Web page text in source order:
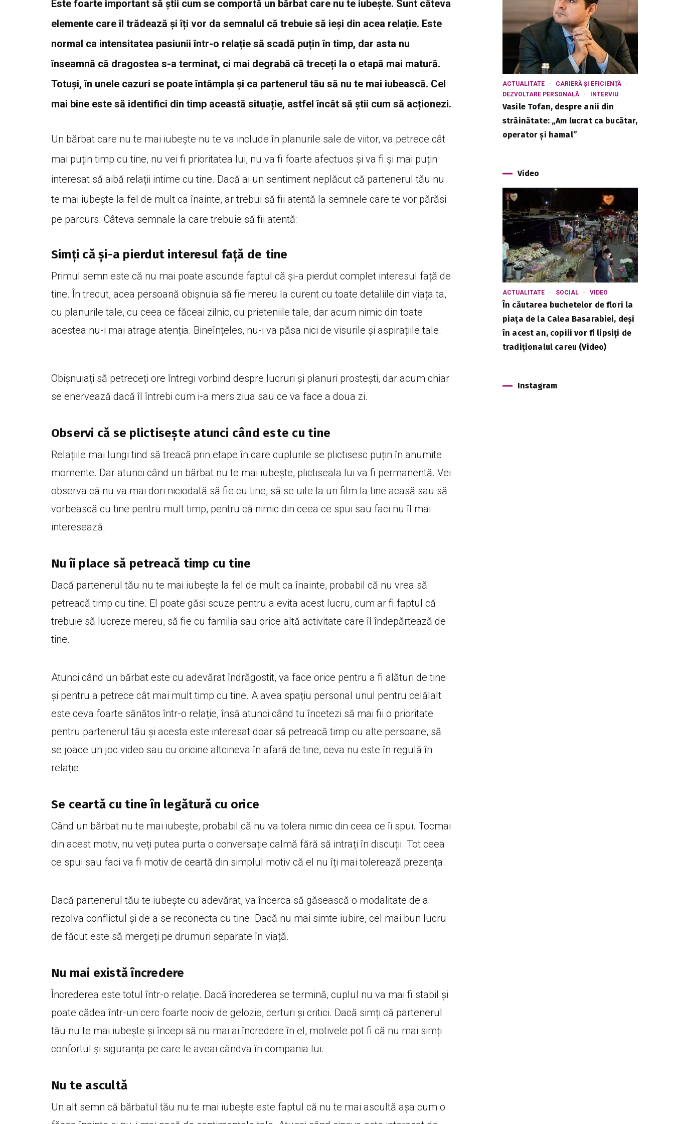
Este foarte important să știi cum se comportă un bărbat care nu te iubește. Sunt câteva
elemente care îl trădează și îți vor da semnalul că trebuie să ieși din acea relație. Este
normal ca intensitatea pasiunii într-o relație să scadă puțin în timp, dar asta nu
înseamnă că dragostea s-a terminat, ci mai degrabă că treceți la o etapă mai matură.
Totuși, în unele cazuri se poate întâmpla și ca partenerul tău să nu te mai iubească. Cel
mai bine este să identifici din timp această situație, astfel încât să știi cum să acționezi.
Un bărbat care nu te mai iubește nu te va include în planurile sale de viitor, va petrece cât
mai puțin timp cu tine, nu vei fi prioritatea lui, nu va fi foarte afectuos și va fi și mai puțin
interesat să aibă relații intime cu tine. Dacă ai un sentiment neplăcut că partenerul tău nu
te mai iubește la fel de mult ca înainte, ar trebui să fii atentă la semnele care te vor părăsi
pe parcurs. Câteva semnale la care trebuie să fii atentă:
Simți că și-a pierdut interesul față de tine
Primul semn este că nu mai poate ascunde faptul că și-a pierdut complet interesul față de
tine. În trecut, acea persoană obișnuia să fie mereu la curent cu toate detaliile din viața ta,
cu planurile tale, cu ceea ce făceai zilnic, cu prieteniile tale, dar acum nimic din toate
acestea nu-i mai atrage atenția. Bineînțeles, nu-i va păsa nici de visurile și aspirațiile tale.
Obișnuiați să petreceți ore întregi vorbind despre lucruri și planuri prostești, dar acum chiar
se enervează dacă îl întrebi cum i-a mers ziua sau ce va face a doua zi.
Observi că se plictisește atunci când este cu tine
Relațiile mai lungi tind să treacă prin etape în care cuplurile se plictisesc puțin în anumite
momente. Dar atunci când un bărbat nu te mai iubește, plictiseala lui va fi permanentă. Vei
observa că nu va mai dori niciodată să fie cu tine, să se uite la un film la tine acasă sau să
vorbească cu tine pentru mult timp, pentru că nimic din ceea ce spui sau faci nu îl mai
interesează.
Nu îi place să petreacă timp cu tine
Dacă partenerul tău nu te mai iubește la fel de mult ca înainte, probabil că nu vrea să
petreacă timp cu tine. El poate găsi scuze pentru a evita acest lucru, cum ar fi faptul că
trebuie să lucreze mereu, să fie cu familia sau orice altă activitate care îl îndepărtează de
tine.
Atunci când un bărbat este cu adevărat îndrăgostit, va face orice pentru a fi alături de tine
și pentru a petrece cât mai mult timp cu tine. A avea spațiu personal unul pentru celălalt
este ceva foarte sănătos într-o relație, însă atunci când tu încetezi să mai fii o prioritate
pentru partenerul tău și acesta este interesat doar să petreacă timp cu alte persoane, să
se joace un joc video sau cu oricine altcineva în afară de tine, ceva nu este în regulă în
relație.
Se ceartă cu tine în legătură cu orice
Când un bărbat nu te mai iubește, probabil că nu va tolera nimic din ceea ce îi spui. Tocmai
din acest motiv, nu veți putea purta o conversație calmă fără să intrați în discuții. Tot ceea
ce spui sau faci va fi motiv de ceartă din simplul motiv că el nu îți mai tolerează prezența.
Dacă partenerul tău te iubește cu adevărat, va încerca să găsească o modalitate de a
rezolva conflictul și de a se reconecta cu tine. Dacă nu mai simte iubire, cel mai bun lucru
de făcut este să mergeți pe drumuri separate în viață.
Nu mai există încredere
Încrederea este totul într-o relație. Dacă încrederea se termină, cuplul nu va mai fi stabil și
poate cădea într-un cerc foarte nociv de gelozie, certuri și critici. Dacă simți că partenerul
tău nu te mai iubește și începi să nu mai ai încredere în el, motivele pot fi că nu mai simți
confortul și siguranța pe care le aveai cândva în compania lui.
Nu te ascultă
Un alt semn că bărbatul tău nu te mai iubește este faptul că nu te mai ascultă așa cum o
ACTUALITATE
CARIERĂ ȘI EFICIENȚĂ
DEZVOLTARE PERSONALĂ
INTERVIU
Vasile Tofan, despre anii din
străinătate: „Am lucrat ca bucătar,
operator și hamal”
Video
ACTUALITATE SOCIAL VIDEO
În căutarea buchetelor de flori la
piața de la Calea Basarabiei, deși
în acest an, copiii vor fi lipsiți de
tradiționalul careu (Video)
Instagram